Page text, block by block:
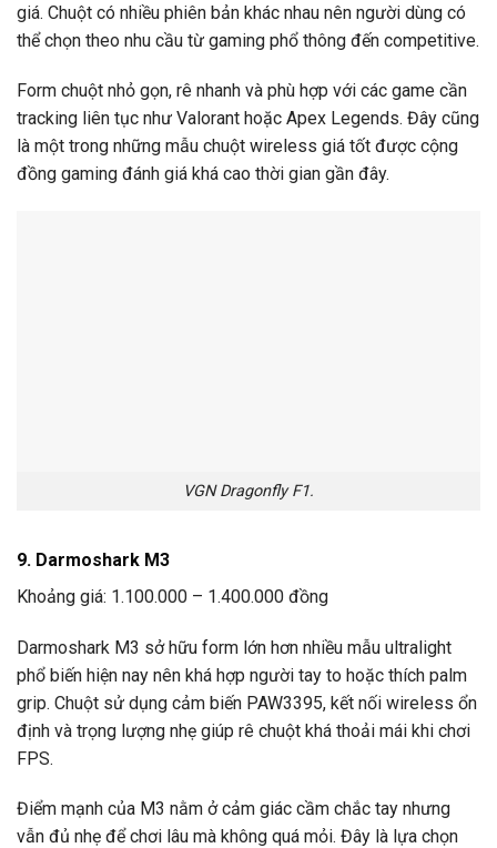
giá. Chuột có nhiều phiên bản khác nhau nên người dùng có
thể chọn theo nhu cầu từ gaming phổ thông đến competitive.
Form chuột nhỏ gọn, rê nhanh và phù hợp với các game cần
tracking liên tục như Valorant hoặc Apex Legends. Đây cũng
là một trong những mẫu chuột wireless giá tốt được cộng
đồng gaming đánh giá khá cao thời gian gần đây.
VGN Dragonfly F1.
9. Darmoshark M3
Khoảng giá: 1.100.000 – 1.400.000 đồng
Darmoshark M3 sở hữu form lớn hơn nhiều mẫu ultralight
phổ biến hiện nay nên khá hợp người tay to hoặc thích palm
grip. Chuột sử dụng cảm biến PAW3395, kết nối wireless ổn
định và trọng lượng nhẹ giúp rê chuột khá thoải mái khi chơi
FPS.
Điểm mạnh của M3 nằm ở cảm giác cầm chắc tay nhưng
vẫn đủ nhẹ để chơi lâu mà không quá mỏi. Đây là lựa chọn